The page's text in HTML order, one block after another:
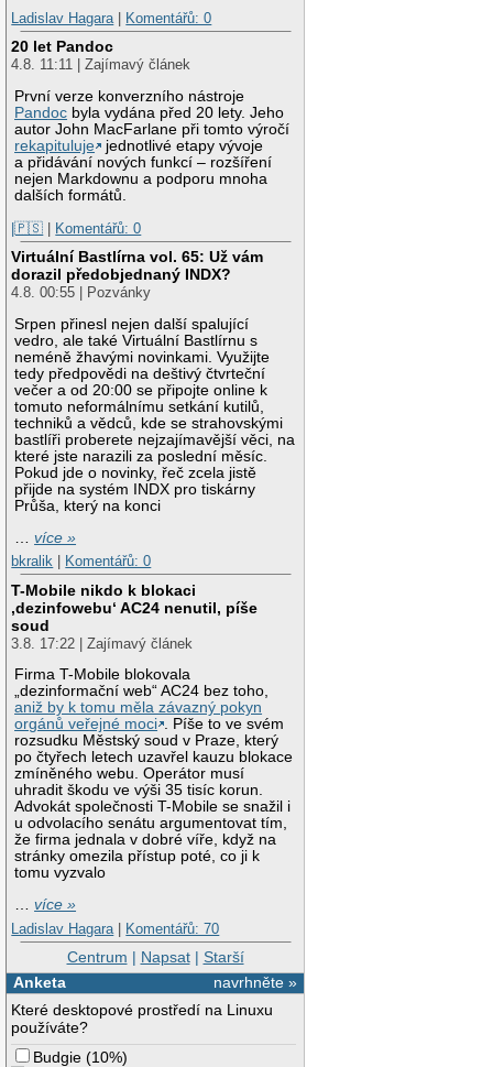
Ladislav Hagara | Komentářů: 0
20 let Pandoc
4.8. 11:11 | Zajímavý článek
První verze konverzního nástroje
Pandoc byla vydána před 20 lety. Jeho
autor John MacFarlane při tomto výročí
rekapituluje
jednotlivé etapy vývoje
a přidávání nových funkcí – rozšíření
nejen Markdownu a podporu mnoha
dalších formátů.
|🇵🇸 | Komentářů: 0
Virtuální Bastlírna vol. 65: Už vám
dorazil předobjednaný INDX?
4.8. 00:55 | Pozvánky
Srpen přinesl nejen další spalující
vedro, ale také Virtuální Bastlírnu s
neméně žhavými novinkami. Využijte
tedy předpovědi na deštivý čtvrteční
večer a od 20:00 se připojte online k
tomuto neformálnímu setkání kutilů,
techniků a vědců, kde se strahovskými
bastlíři proberete nejzajímavější věci, na
které jste narazili za poslední měsíc.
Pokud jde o novinky, řeč zcela jistě
přijde na systém INDX pro tiskárny
Průša, který na konci
…více »
bkralik
Komentářů: 0
T-Mobile nikdo k blokaci
‚dezinfowebu‘ AC24 nenutil, píše
soud
3.8. 17:22 | Zajímavý článek
Firma T-Mobile blokovala
„dezinformační web“ AC24 bez toho,
aniž by k tomu měla závazný pokyn
orgánů veřejné moci . Píše to ve svém
rozsudku Městský soud v Praze, který
po čtyřech letech uzavřel kauzu blokace
zmíněného webu. Operátor musí
uhradit škodu ve výši 35 tisíc korun.
Advokát společnosti T-Mobile se snažil i
u odvolacího senátu argumentovat tím,
že firma jednala v dobré víře, když na
stránky omezila přístup poté, co ji k
tomu vyzvalo
…více »
Ladislav Hagara | Komentářů: 70
Centrum | Napsat| Starší
navrhněte »
Anketa
Které desktopové prostředí na Linuxu
používáte?
Budgie (10%)